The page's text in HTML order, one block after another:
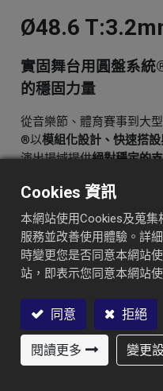
聯
Ø48.6
實固舞台用圓盤系
的穩固力量
從音樂節、體育賽事到大
®以模組化設計、快速搭
演出場域提供絕對穩定的
統。
擁有超過40年工程經驗與
應商，
我們是您舞台背後的技術
從地面預組吊裝到高空多
速度、安全與可視的品質。
型錄 聯絡我
Cookies 資訊
本網站使用Cookies及蒐
服務並改善使用體驗。詳
時變更您是否同意本網站
站，即表示您同意本網站
同意 拒絕
閱讀更多 變更